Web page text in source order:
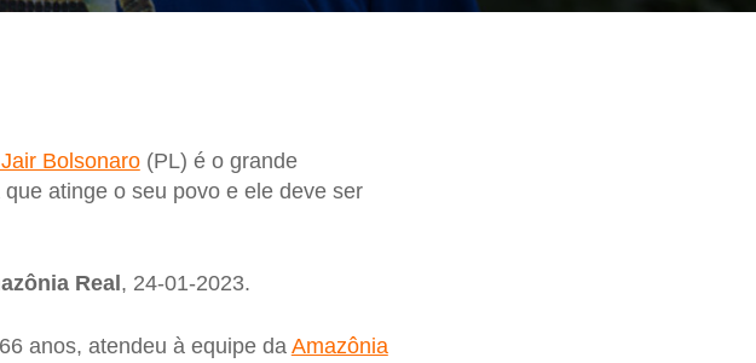
Bolsonaro(PL) é o grande
atinge o seu povo e ele deve ser
Real , 24-01-2023.
anos, atendeu à equipe da Amazônia